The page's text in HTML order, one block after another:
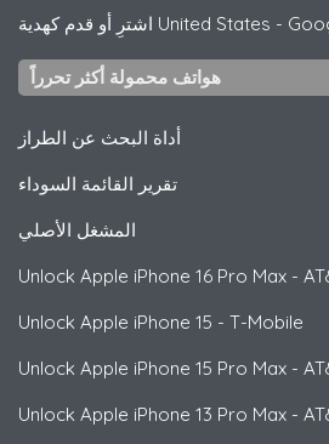
اشترِ أو قدم كهدية United States -
هواتف محمولة أكثر تحرراً
أداة البحث عن الطراز
تقرير القائمة السوداء
المشغل الأصلي
Unlock Apple iPhone 16 Pro Max -
Unlock Apple iPhone 15 - T-Mobile
Unlock Apple iPhone 15 Pro Max -
Unlock Apple iPhone 13 Pro Max -